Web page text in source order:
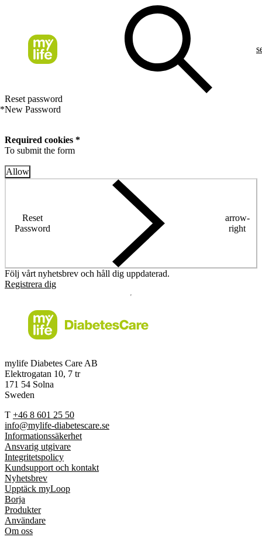
Reset password
*New Password
Required cookies *
To submit the form
Allow
Reset
Password
arrow-
right
Följ vårt nyhetsbrev och håll dig uppdaterad.
Registrera dig
mylife Diabetes Care AB
Elektrogatan 10, 7 tr
171 54 Solna
Sweden
T +46 8 601 25 50
info@mylife-diabetescare.se
Informationssäkerhet
Ansvarig utgivare
Integritetspolicy
Kundsupport och kontakt
Nyhetsbrev
Upptäck myLoop
Borja
Produkter
Användare
Om oss